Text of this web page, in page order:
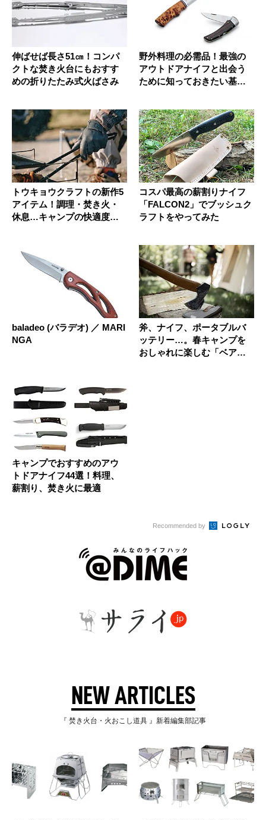
伸ばせば長さ51㎝！コンパ
クトな焚き火台にもおすす
めの折りたたみ式火ばさみ
野外料理の必需品！最強の
アウトドアナイフと出会う
ために知っておきたい基礎
トウキョウクラフトの新作5
アイテム！調理・焚き火・
休息…キャンプの快適度を
コスパ最高の薪割りナイフ
「FALCON2」でブッシュク
ラフトをやってみた
baladeo (バラデオ) ／ MARI
NGA
斧、ナイフ、ポータブルバ
ッテリー…。春キャンプを
おしゃれに楽しむ「ベアボ
キャンプでおすすめのアウ
トドアナイフ44選！料理、
薪割り、焚き火に最適
Recommended by
NEW ARTICLES
『 焚き火台・火おこし道具 』新着編集部記事